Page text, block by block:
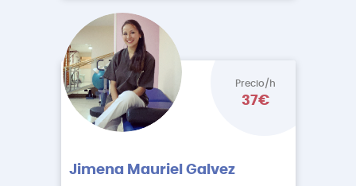
Precio/h
37€
Jimena Mauriel Galvez